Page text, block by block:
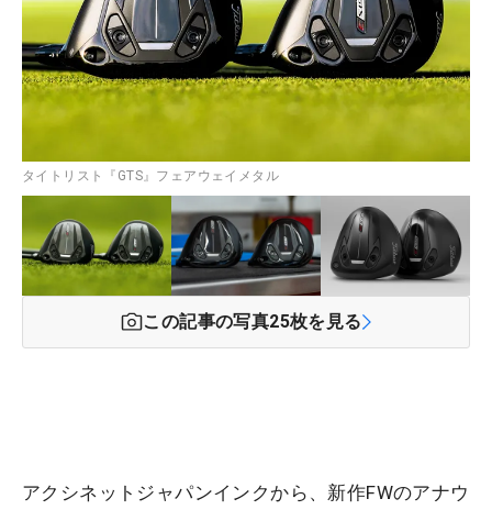
タイトリスト『GTS』フェアウェイメタル
この記事の写真25枚を見る
アクシネットジャパンインクから、新作FWのアナウ